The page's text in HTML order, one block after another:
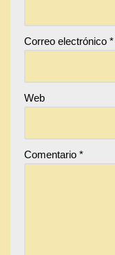
Correo electrónico *
Web
Comentario *